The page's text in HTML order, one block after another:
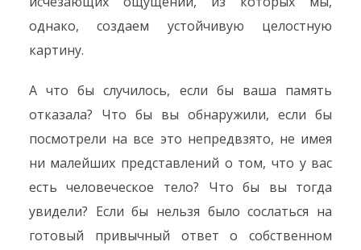
однако, создаем устойчивую целостную
картину.
А что бы случилось, если бы ваша память
отказала? Что бы вы обнаружили, если бы
посмотрели на все это непредвзято, не имея
ни малейших представлений о том, что у вас
есть человеческое тело? Что бы вы тогда
увидели? Если бы нельзя было сослаться на
готовый привычный ответ о собственном